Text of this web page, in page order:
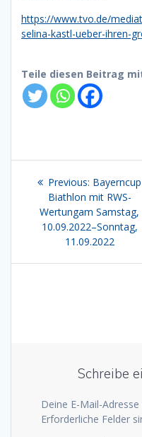
https://www.tvo.de/
selina-kastl-ueber-ihren-
Teile diesen Beitrag
Previous: Previous
post:
Bayerncup
Biathlon mit RWS-
Wertungam Samstag,
10.09.2022–Sonntag,
11.09.2022
Schreibe
Deine E-Mail-
Erforderliche Felder